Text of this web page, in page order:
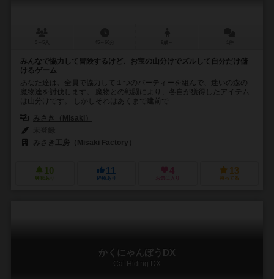
みんなで協力して冒険するけど、お宝の山分けでズルして自分だけ儲
けるゲーム
あなた達は、全員で協力して１つのパーティーを組んで、迷いの森の
魔物達を討伐します。 魔物との戦闘により、各自が獲得したアイテム
は山分けです。 しかしそれはあくまで建前で...
みさき（Misaki）
みさき工房（Misaki Factory）
10
興味あり
11
経験あり
4
お気に入り
13
持ってる
かくにゃんぼうDX
Cat Hiding DX